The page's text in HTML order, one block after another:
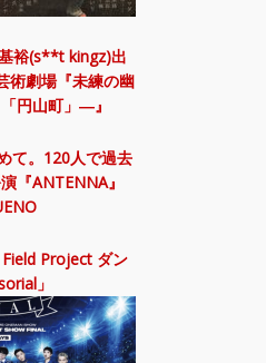
裕(s**t kingz)出
劇場『未練の幽
円山町」―』
て。120人で過去
『ANTENNA』
Project ダン
」